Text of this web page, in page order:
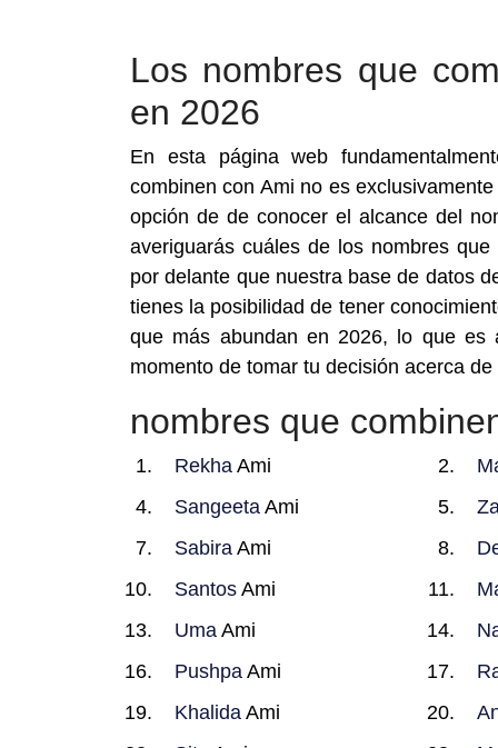
Los nombres que
en 2026
En esta página web
combinen con Ami no es
opción de de conocer el alcance del
averiguarás cuáles de los nombres
por delante que nuestra base de datos
tienes la posibilidad de tener
que más abundan en 2026, lo que es
momento de tomar tu decisión acerca
nombres que
Rekha Ami
Sangeeta Ami
Sabira Ami
Santos Ami
Uma Ami
Pushpa Ami
Khalida Ami